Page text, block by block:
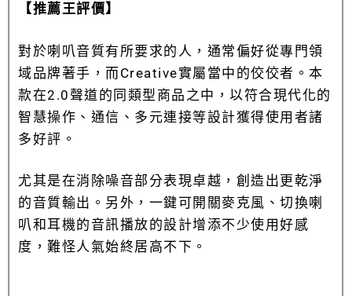
【推薦王評價】
對於喇叭音質有所要求的人，通常偏好從專門領
域品牌著手，而Creative實屬當中的佼佼者。本
款在2.0聲道的同類型商品之中，以符合現代化的
智慧操作、通信、多元連接等設計獲得使用者諸
多好評。
尤其是在消除噪音部分表現卓越，創造出更乾淨
的音質輸出。另外，一鍵可開關麥克風、切換喇
叭和耳機的音訊播放的設計增添不少使用好感
度，難怪人氣始終居高不下。